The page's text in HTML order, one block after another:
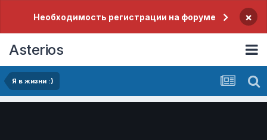
Необходимость регистрации на форуме ×
Asterios
Я в жизни :)